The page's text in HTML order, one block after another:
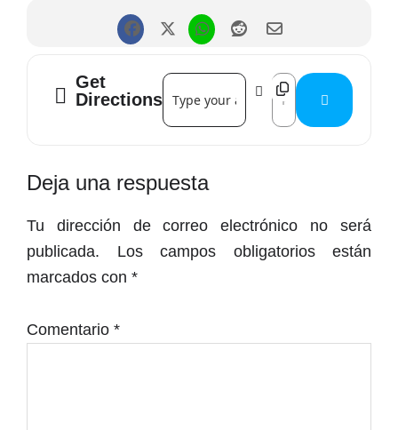
Get
Directions
Address - Estrellas solidarias []
Destination Address
Interacciones
con
los
lectores
Deja una respuesta
Tu dirección de correo electrónico no será
publicada.
Los campos obligatorios están
marcados con *
Comentario *